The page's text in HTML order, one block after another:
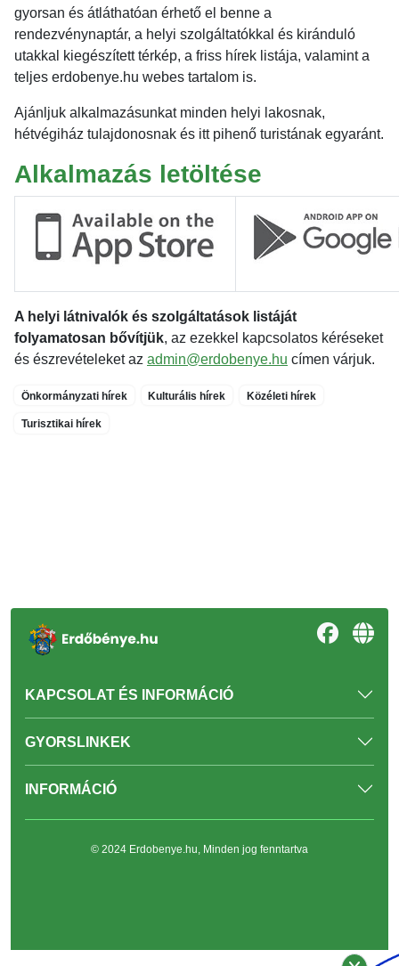
gyorsan és átláthatóan érhető el benne a
rendezvénynaptár, a helyi szolgáltatókkal és kiránduló
utakkal kiegészített térkép, a friss hírek listája, valamint a
teljes erdobenye.hu webes tartalom is.
Ajánljuk alkalmazásunkat minden helyi lakosnak,
hétvégiház tulajdonosnak és itt pihenő turistának egyaránt.
Alkalmazás letöltése
A helyi látnivalók és szolgáltatások listáját
folyamatosan bővítjük, az ezekkel kapcsolatos kéréseket
és észrevételeket az admin@erdobenye.hu címen várjuk.
Önkormányzati hírek Kulturális hírek Közéleti hírek
Turisztikai hírek
KAPCSOLAT ÉS INFORMÁCIÓ
GYORSLINKEK
INFORMÁCIÓ
© 2024 Erdobenye.hu, Minden jog fenntartva